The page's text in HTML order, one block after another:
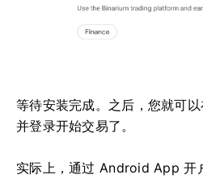
等待安装完成。之后，您就可
并登录开始交易了。
实际上，通过 Android App 开